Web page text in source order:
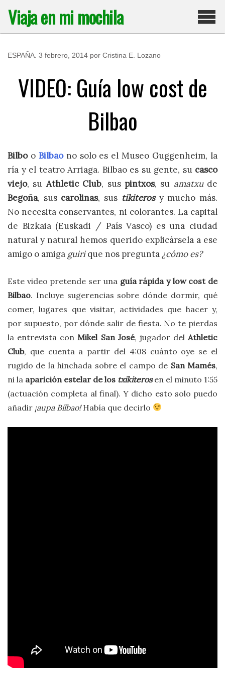
contenido
Viaja en mi mochila
ESPAÑA 3 febrero, 2014 por Cristina E. Lozano
VIDEO: Guía low cost de
Bilbao
Bilboo Bilbaono solo es el Museo Guggenheim, la
ría y el teatro Arriaga. Bilbao es su gente, su casco
viejo, su Athletic Club, sus pintxos, su amatxude
Begoña, sus carolinas, sus tikiteros y mucho más.
No necesita conservantes, ni colorantes. La capital
de Bizkaia (Euskadi / País Vasco) es una ciudad
natural y natural hemos querido explicársela a ese
amigo o amiga guirique nos pregunta ¿cómo es?
Este video pretende ser una guía rápida y low cost de
Bilbao. Incluye sugerencias sobre dónde dormir, qué
comer, lugares que visitar, actividades que hacer y,
por supuesto, por dónde salir de fiesta. No te pierdas
la entrevista con Mikel San José, jugador del Athletic
Club, que cuenta a partir del 4:08 cuánto oye se el
rugido de la hinchada sobre el campo de San Mamés,
ni la aparición estelar de los txikiterosen el minuto 1:55
(actuación completa al final). Y dicho esto solo puedo
añadir ¡aupa Bilbao!Había que decirlo